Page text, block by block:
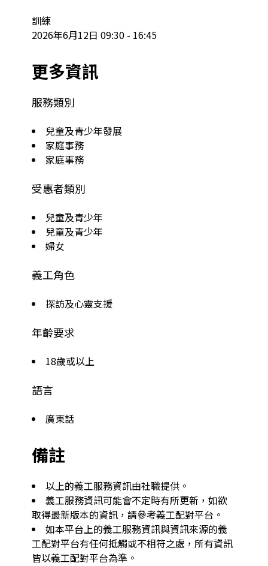
訓練
2026年6月12日 09:30 - 16:45
更多資訊
服務類別
兒童及青少年發展
家庭事務
家庭事務
受惠者類別
兒童及青少年
兒童及青少年
婦女
義工角色
探訪及心靈支援
年齡要求
18歲或以上
語言
廣東話
備註
以上的義工服務資訊由社職提供。
義工服務資訊可能會不定時有所更新，如欲
取得最新版本的資訊，請參考義工配對平台。
如本平台上的義工服務資訊與資訊來源的義
工配對平台有任何抵觸或不相符之處，所有資訊
皆以義工配對平台為準。